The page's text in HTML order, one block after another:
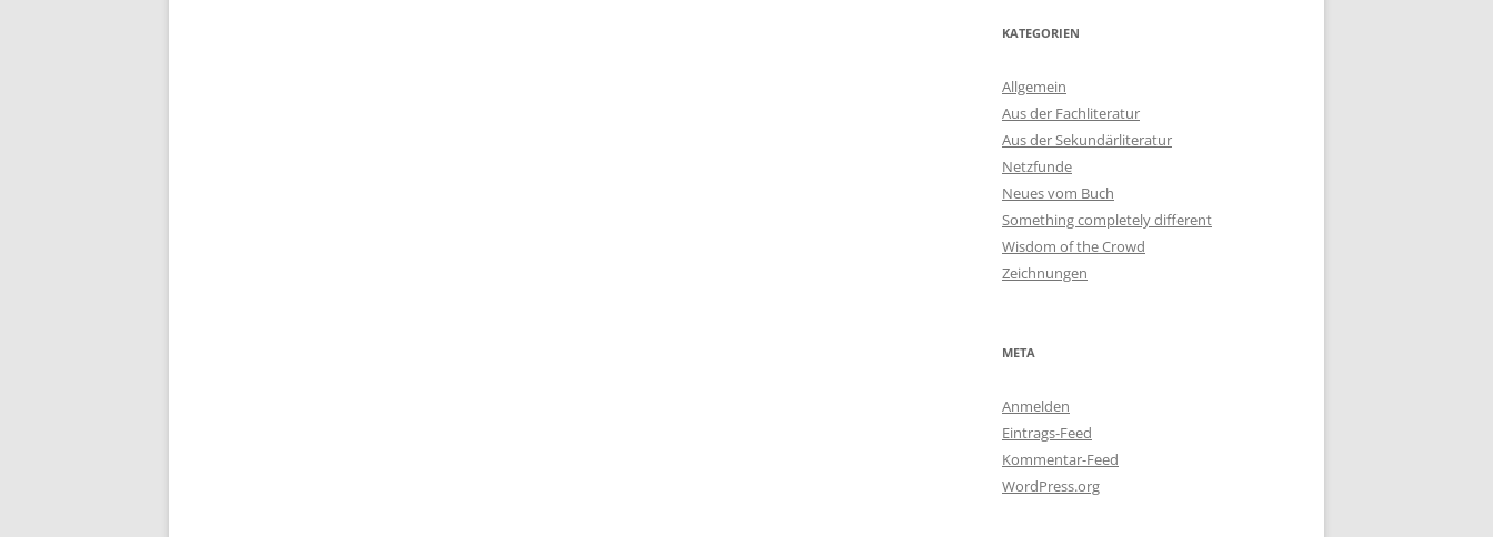
KATEGORIEN
Allgemein
Aus der Fachliteratur
Aus der Sekundärliteratur
Netzfunde
Neues vom Buch
Something completely different
Wisdom of the Crowd
Zeichnungen
META
Anmelden
Eintrags-Feed
Kommentar-Feed
WordPress.org